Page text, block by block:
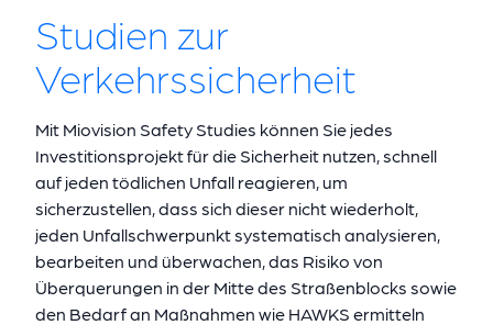
Studien zur
Verkehrssicherheit
Mit Miovision Safety Studies können Sie jedes
Investitionsprojekt für die Sicherheit nutzen, schnell
auf jeden tödlichen Unfall reagieren, um
sicherzustellen, dass sich dieser nicht wiederholt,
jeden Unfallschwerpunkt systematisch analysieren,
bearbeiten und überwachen, das Risiko von
Überquerungen in der Mitte des Straßenblocks sowie
den Bedarf an Maßnahmen wie HAWKS ermitteln